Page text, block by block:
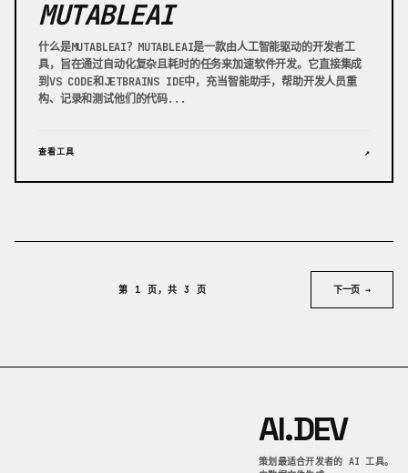
MUTABLEAI
什么是MUTABLEAI？MUTABLEAI是一款由人工智能驱动的开发者工
具，旨在通过自动化复杂且耗时的任务来加速软件开发。它直接集成
到VS CODE和JETBRAINS IDE中，充当智能助手，帮助开发人员重
构、记录和测试他们的代码...
查看工具 ↗
第 1 页，共 3 页 下一页 →
AI.DEV
策划最适合开发者的 AI 工具。